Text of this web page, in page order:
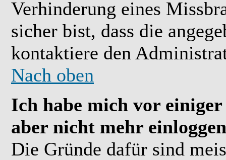
Verhinderung eines
sicher bist, dass die
kontaktiere den
Nach oben
Ich habe mich vor
aber nicht mehr
Die Gründe dafür sind